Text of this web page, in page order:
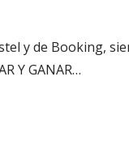
y de Booking,
Y GANAR…